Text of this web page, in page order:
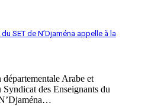
SET de N’Djaména appelle à la
Arabe et
des Enseignants du